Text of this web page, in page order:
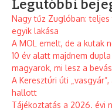
Legutóbbi
Nagy tűz Zuglóban:
egyik lakása
A MOL emelt, de a kutak
10 év alatt majdnem
magyarok, mi lesz a
A Keresztúri úti
hallott
Tájékoztatás a 2026. évi